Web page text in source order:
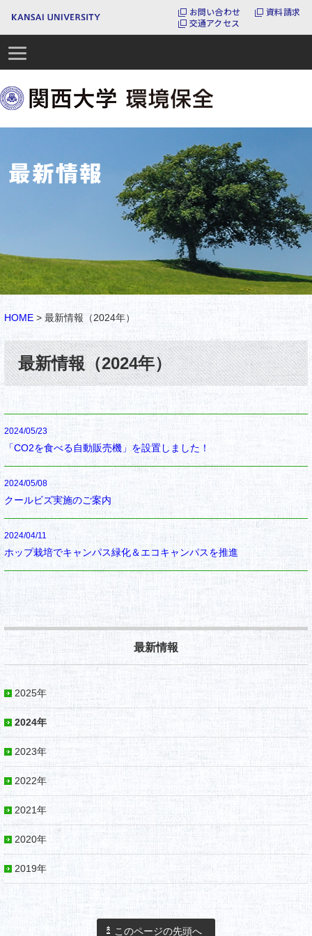
お問い合わせ
資料請求
交通アクセス
HOME> 最新情報（2024年）
最新情報（2024年）
2024/05/23
「CO2を食べる自動販売機」を設置しました！
2024/05/08
クールビズ実施のご案内
2024/04/11
ホップ栽培でキャンパス緑化＆エコキャンパスを推進
最新情報
2025年
2024年
2023年
2022年
2021年
2020年
2019年
このページの先頭へ